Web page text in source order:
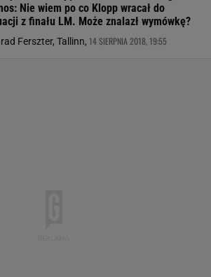
Nie wiem po co Klopp wracał do
z finału LM. Może znalazł wymówkę?
Ferszter, Tallinn, 14 SIERPNIA 2018, 19:55